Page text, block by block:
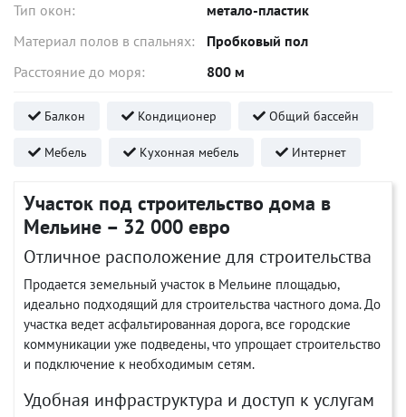
Тип окон:
метало-пластик
Материал полов в спальнях:
Пробковый пол
Расстояние до моря:
800 м
Балкон Кондиционер Общий бассейн
Мебель Кухонная мебель Интернет
Участок под строительство дома в
Мельине – 32 000 евро
Отличное расположение для строительства
Продается земельный участок в Мельине площадью,
идеально подходящий для строительства частного дома. До
участка ведет асфальтированная дорога, все городские
коммуникации уже подведены, что упрощает строительство
и подключение к необходимым сетям.
Удобная инфраструктура и доступ к услугам